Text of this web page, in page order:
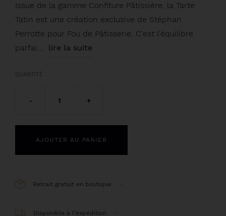
Issue de la gamme Confiture Pâtissière, la Tarte
Tatin est une création exclusive de Stéphan
Perrotte pour Fou de Pâtisserie. C'est l'équilibre
parfai... lire la suite
- 1 +
AJOUTER AU PANIER
Retrait gratuit en boutique
Disponible à l’expédition